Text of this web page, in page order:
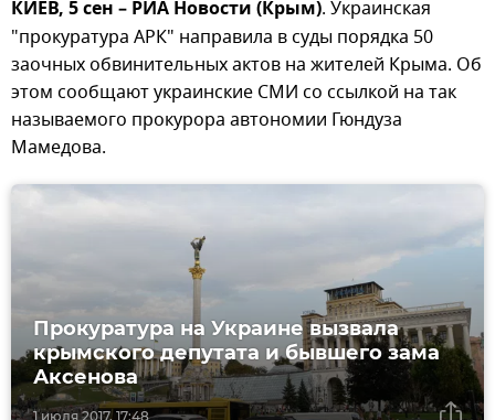
КИЕВ, 5 сен – РИА Новости (Крым). Украинская
"прокуратура АРК" направила в суды порядка 50
заочных обвинительных актов на жителей Крыма. Об
этом сообщают украинские СМИ со ссылкой на так
называемого прокурора автономии Гюндуза
Мамедова.
1 июля 2017, 17:48
Прокуратура на Украине вызвала
крымского депутата и бывшего зама
Аксенова